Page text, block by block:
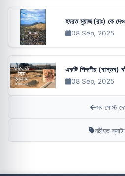
হযরত মুয়াজ (রাঃ) কে
08 Sep, 2025
একটি শিক্ষণীয় (বাস্তব)
08 Sep, 2025
সব পোস্ট
নছীহত